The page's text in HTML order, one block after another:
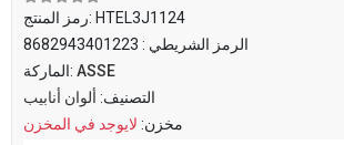
رمز المنتج: HTEL3J1124
الرمز الشريطي : 8682943401223
الماركة: ASSE
التصنيف: ألوان أنابيب
مخزن: لايوجد في المخزن